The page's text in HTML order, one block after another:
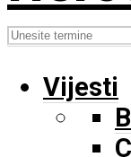
Vijesti